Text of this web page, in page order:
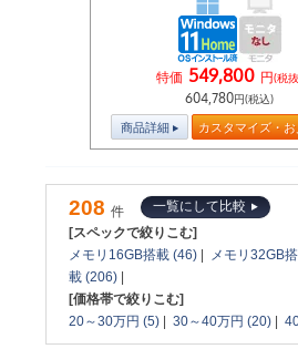
特価 549,800 円(税
604,780円(税込)
商品詳細 カスタマイズ・
208 件
一覧にして比較
[スペックで絞りこむ]
メモリ16GB搭載 (46)
メモリ32GB
載 (206)
[価格帯で絞りこむ]
20～30万円 (5)
30～40万円 (20)